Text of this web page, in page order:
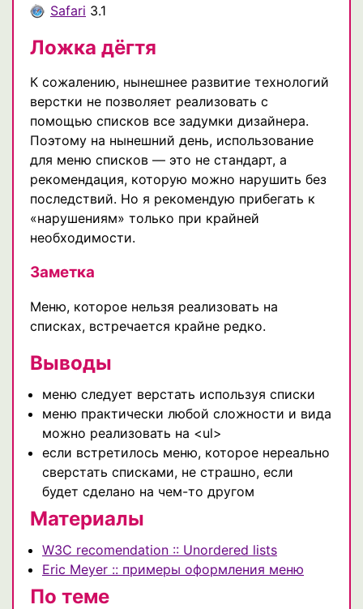
Safari 3.1
Ложка дёгтя
К сожалению, нынешнее развитие технологий
верстки не позволяет реализовать с
помощью списков все задумки дизайнера.
Поэтому на нынешний день, использование
для меню списков — это не стандарт, а
рекомендация, которую можно нарушить без
последствий. Но я рекомендую прибегать к
«нарушениям» только при крайней
необходимости.
Заметка
Меню, которое нельзя реализовать на
списках, встречается крайне редко.
Выводы
меню следует верстать используя списки
меню практически любой сложности и вида
можно реализовать на <ul>
если встретилось меню, которое нереально
сверстать списками, не страшно, если
будет сделано на чем-то другом
Материалы
W3C recomendation :: Unordered lists
Eric Meyer :: примеры оформления меню
По теме